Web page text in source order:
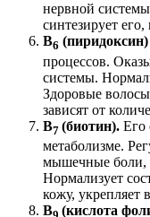
нервной
синтезирует
В6 (пиридоксин)
процессов.
системы.
Здоровые
зависят от
В7 (биотин). Его
метаболизме.
мышечные боли,
Нормализует
кожу, укрепляет
В (кислота